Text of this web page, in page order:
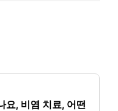
요, 비염 치료, 어떤